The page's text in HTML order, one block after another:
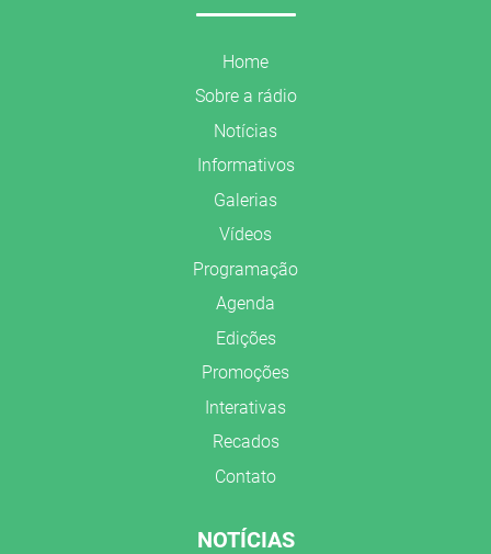
Home
Sobre a rádio
Notícias
Informativos
Galerias
Vídeos
Programação
Agenda
Edições
Promoções
Interativas
Recados
Contato
NOTÍCIAS